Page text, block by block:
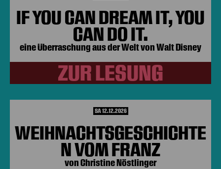
IF YOU CAN DREAM IT, YOU
CAN DO IT.
eine Überraschung aus der Welt von Walt Disney
ZUR LESUNG
SA 12.12.2026
WEIHNACHTSGESCHICHTE
N VOM FRANZ
von Christine Nöstlinger